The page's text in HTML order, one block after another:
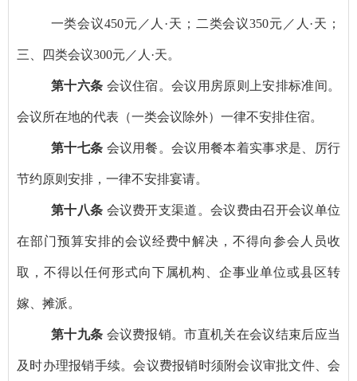
一类会议450元／人 ·天；二类会议350元／人 ·天；
三、四类会议300元／人 ·天。
第十六条 会议住宿。会议用房原则上安排标准间。
会议所在地的代表（一类会议除外）一律不安排住宿。
第十七条 会议用餐。会议用餐本着实事求是、厉行
节约原则安排，一律不安排宴请。
第十八条 会议费开支渠道。会议费由召开会议单位
在部门预算安排的会议经费中解决，不得向参会人员收
取，不得以任何形式向下属机构、企事业单位或县区转
嫁、摊派。
第十九条 会议费报销。市直机关在会议结束后应当
及时办理报销手续。会议费报销时须附会议审批文件、会